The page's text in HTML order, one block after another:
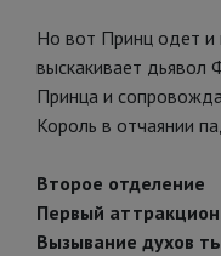
Но вот Принц одет и
выскакивает
Принца и
Король в отчаянии
Второе отделение
Первый
Вызывание духов